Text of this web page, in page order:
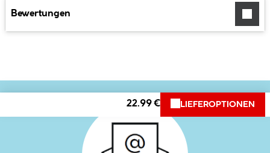
Bewertungen
22.99 € LIEFEROPTIONEN